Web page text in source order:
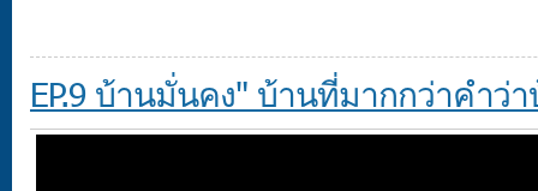
EP.9 บ้านมั่นคง" บ้านที่มากกว่าคำว่